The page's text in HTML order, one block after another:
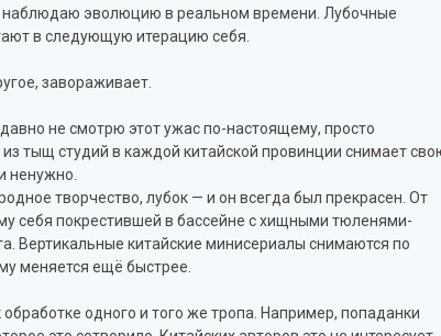
наблюдаю эволюцию в реальном времени. Лубочные
в следующую итерацию себя.
завораживает.
не смотрю этот ужас по-настоящему, просто
тыщ студий в каждой китайской провинции снимает
ненужно.
творчество, лубок — и он всегда был прекрасен. От
себя покрестившей в бассейне с хищными тюленями-
Вертикальные китайские минисериалы снимаются по
меняется ещё быстрее.
одного и того же тропа. Например, попаданки